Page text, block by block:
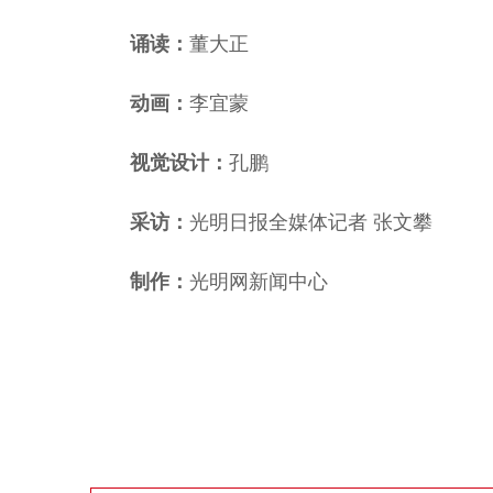
诵读： 董大正
动画： 李宜蒙
视觉设计： 孔鹏
采访： 光明日报全媒体记者 张文攀
制作： 光明网新闻中心